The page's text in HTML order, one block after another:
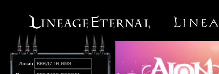
Логин введите имя